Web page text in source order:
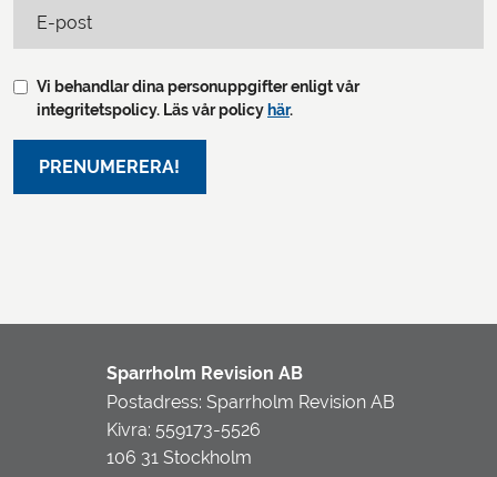
E-post
Vi behandlar dina personuppgifter enligt vår
integritetspolicy. Läs vår policy här.
Sparrholm Revision AB
Postadress: Sparrholm Revision AB
Kivra: 559173-5526
106 31 Stockholm